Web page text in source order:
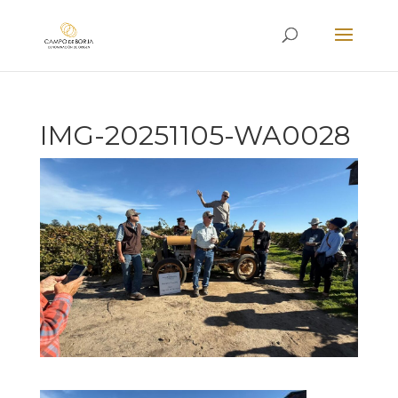
IMG-20251105-WA0028